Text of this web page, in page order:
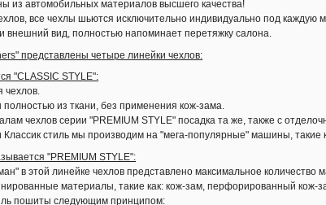
из автомобильных материалов высшего качества!
все чехлы шьются исключительно индивидуально под каждую
внешний вид, полностью напоминает перетяжку салона.
представлены четыре линейки чехлов:
"CLASSIC STYLE":
чехлов.
из ткани, без применения кож-зама.
чехлов серии "PREMIUM STYLE" посадка та же, также с
стиль мы производим на "мега-популярные" машины, такие
"PREMIUM STYLE":
в этой линейке чехлов представлено максимальное количество
материалы, такие как: кож-зам, перфорированный кож-
пошиты следующим принципом: